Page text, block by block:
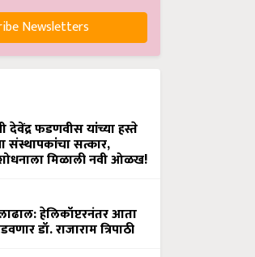
Newsletters
देवेंद्र फडणवीस यांच्या हस्ते
संस्थापकांचा सत्कार,
मिळाली नवी ओळख!
हेलिकॉप्टरनंतर आता
डॉ. राजाराम त्रिपाठी